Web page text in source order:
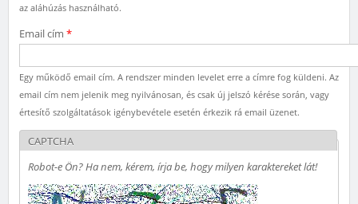
az aláhúzás használható.
Email cím *
Egy működő email cím. A rendszer minden levelet erre a címre fog küldeni. Az
email cím nem jelenik meg nyilvánosan, és csak új jelszó kérése során, vagy
értesítő szolgáltatások igénybevétele esetén érkezik rá email üzenet.
CAPTCHA
Robot-e Ön? Ha nem, kérem, írja be, hogy milyen karaktereket lát!